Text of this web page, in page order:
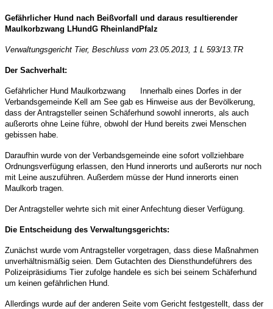
Gefährlicher Hund nach Beißvorfall und daraus resultierender
Maulkorbzwang LHundG RheinlandPfalz
Verwaltungsgericht Tier, Beschluss vom 23.05.2013, 1 L 593/13.TR
Der Sachverhalt:
Gefährlicher Hund Maulkorbzwang Innerhalb eines Dorfes in der
Verbandsgemeinde Kell am See gab es Hinweise aus der Bevölkerung,
dass der Antragsteller seinen Schäferhund sowohl innerorts, als auch
außerorts ohne Leine führe, obwohl der Hund bereits zwei Menschen
gebissen habe.
Daraufhin wurde von der Verbandsgemeinde eine sofort vollziehbare
Ordnungsverfügung erlassen, den Hund innerorts und außerorts nur noch
mit Leine auszuführen. Außerdem müsse der Hund innerorts einen
Maulkorb tragen.
Der Antragsteller wehrte sich mit einer Anfechtung dieser Verfügung.
Die Entscheidung des Verwaltungsgerichts:
Zunächst wurde vom Antragsteller vorgetragen, dass diese Maßnahmen
unverhältnismäßig seien. Dem Gutachten des Diensthundeführers des
Polizeipräsidiums Tier zufolge handele es sich bei seinem Schäferhund
um keinen gefährlichen Hund.
Allerdings wurde auf der anderen Seite vom Gericht festgestellt, dass der